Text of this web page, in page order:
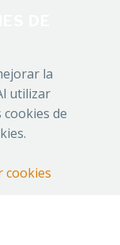
la
utilizar
de
cookies